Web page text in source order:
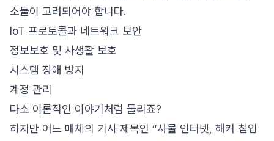
소들이 고려되어야 합니다.
IoT 프로토콜과 네트워크 보안
정보보호 및 사생활 보호
시스템 장애 방지
계정 관리
다소 이론적인 이야기처럼 들리죠?
하지만 어느 매체의 기사 제목인 “사물 인터넷, 해커 침입